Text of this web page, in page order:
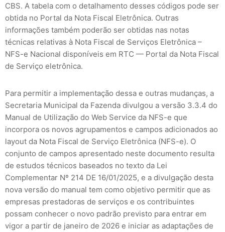
CBS. A tabela com o detalhamento desses códigos pode ser
obtida no Portal da Nota Fiscal Eletrônica. Outras
informações também poderão ser obtidas nas notas
técnicas relativas à Nota Fiscal de Serviços Eletrônica –
NFS-e Nacional disponíveis em RTC — Portal da Nota Fiscal
de Serviço eletrônica.
Para permitir a implementação dessa e outras mudanças, a
Secretaria Municipal da Fazenda divulgou a versão 3.3.4 do
Manual de Utilização do Web Service da NFS-e que
incorpora os novos agrupamentos e campos adicionados ao
layout da Nota Fiscal de Serviço Eletrônica (NFS-e). O
conjunto de campos apresentado neste documento resulta
de estudos técnicos baseados no texto da Lei
Complementar Nº 214 DE 16/01/2025, e a divulgação desta
nova versão do manual tem como objetivo permitir que as
empresas prestadoras de serviços e os contribuintes
possam conhecer o novo padrão previsto para entrar em
vigor a partir de janeiro de 2026 e iniciar as adaptações de